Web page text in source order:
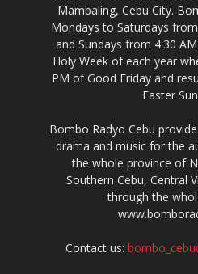
Mambaling, Cebu City.
Mondays to Saturdays
and Sundays from 4:30
Holy Week of each year
PM of Good Friday and
Easter
Bombo Radyo Cebu
drama and music for the
the whole province of
Southern Cebu, Central
through the
Contact us: